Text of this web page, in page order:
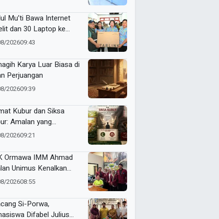
Mu’ti Bawa Internet
dan 30 Laptop ke
Pendidikan di Ujung
202609:43
Karya Luar Biasa di
Perjuangan
202609:39
Kubur dan Siksa
Amalan yang
ke Taman
202609:21
Ormawa IMM Ahmad
Unimus Kenalkan
Desa Lewat Radio
202608:55
Si-Porwa,
Difabel Julius